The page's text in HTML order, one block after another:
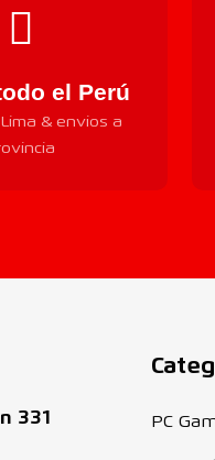
el Perú
& envios a
331
PC